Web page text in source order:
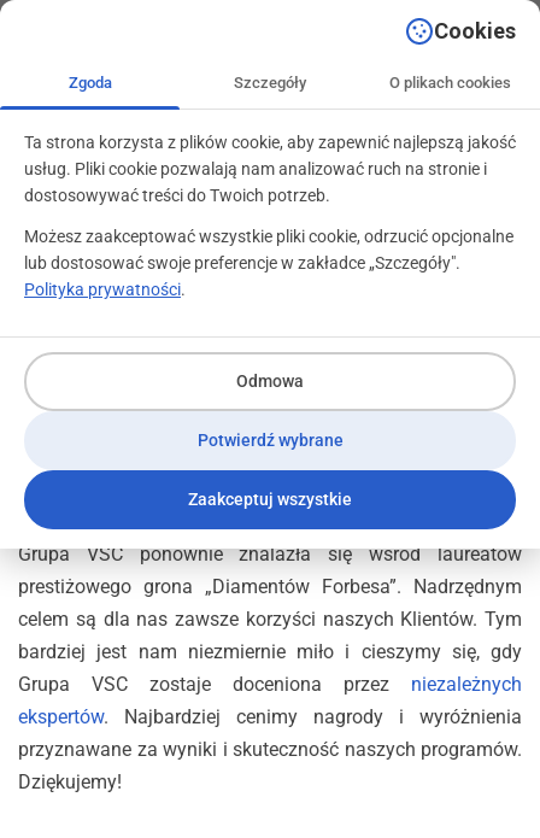
kontakt@programylojalnosciowe.pl
Grupa VSC w gronie najlepszych
firm w Polsce!
11 lutego 2022
Grupa VSC ponownie znalazła się wśród laureatów
prestiżowego grona „Diamentów Forbesa”. Nadrzędnym
celem są dla nas zawsze korzyści naszych Klientów. Tym
bardziej jest nam niezmiernie miło i cieszymy się, gdy
Grupa VSC zostaje doceniona przez niezależnych
ekspertów. Najbardziej cenimy nagrody i wyróżnienia
przyznawane za wyniki i skuteczność naszych programów.
Dziękujemy!
Cookies
Zgoda Szczegóły O plikach cookies
Ta strona korzysta z plików cookie, aby zapewnić najlepszą jakość
usług. Pliki cookie pozwalają nam analizować ruch na stronie i
dostosowywać treści do Twoich potrzeb.
Możesz zaakceptować wszystkie pliki cookie, odrzucić opcjonalne
lub dostosować swoje preferencje w zakładce „Szczegóły".
Polityka prywatności.
Odmowa
Potwierdź wybrane
Zaakceptuj wszystkie